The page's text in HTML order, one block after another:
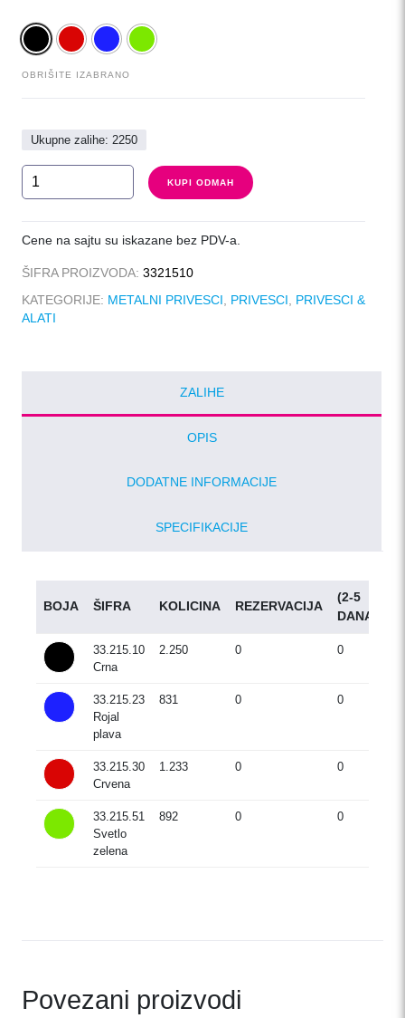
OBRIŠITE IZABRANO
Ukupne zalihe: 2250
SVEN
količina
KUPI ODMAH
Cene na sajtu su iskazane bez PDV-a.
ŠIFRA PROIZVODA: 3321510
KATEGORIJE: METALNI PRIVESCI , PRIVESCI , PRIVESCI &
ALATI
ZALIHE
OPIS
DODATNE INFORMACIJE
SPECIFIKACIJE
BOJA ŠIFRA KOLICINA REZERVACIJA
(2-5
DANA)
33.215.10
Crna
2.250 0 0
33.215.23
Rojal
plava
831 0 0
33.215.30
Crvena
1.233 0 0
33.215.51
Svetlo
zelena
892 0 0
Povezani proizvodi